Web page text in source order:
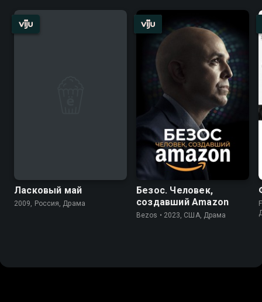
Ласковый май
2009, Россия, Драма
Безос. Человек,
создавший Amazon
Bezos • 2023, США, Драма